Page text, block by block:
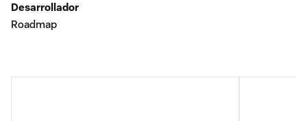
Desarrollador
Roadmap